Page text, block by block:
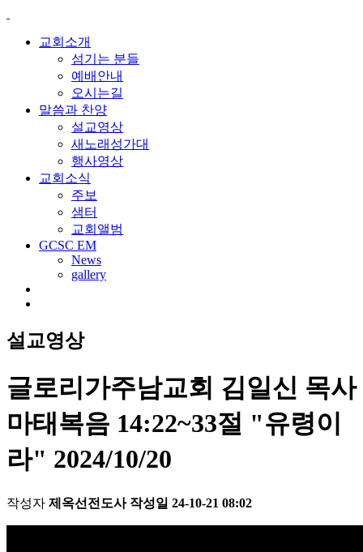
교회소개
섬기는 분들
예배안내
오시는길
말씀과 찬양
설교영상
새노래성가대
행사영상
교회소식
주보
샘터
교회앨범
GCSC EM
News
gallery
설교영상
글로리가주남교회 김일신 목사
마태복음 14:22~33절 "유령이
라" 2024/10/20
작성자 제옥선전도사 작성일 24-10-21 08:02